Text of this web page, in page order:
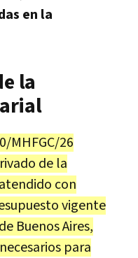
en la
la
MHFGC/26
de la
con
vigente
Buenos Aires,
para